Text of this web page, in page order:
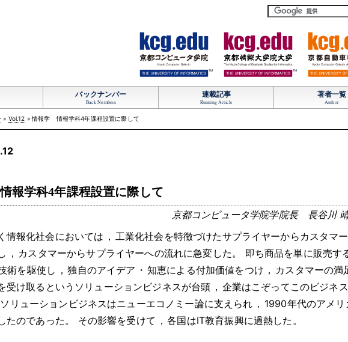
TM TM
バックナンバー
Back Numbers
連載記事
Running Article
著者一覧
Author
» Vol.12 » 情報学 情報学科4年課程設置に際して
報学科4年課程設置に際して
京都コンピュータ学院学院長 長谷川
情報化社会においては ， 工業化社会を特徴づけたサプライヤーからカスタマ
， カスタマーからサプライヤーへの流れに急変した 。
即ち商品を単に販売す
術を駆使し ， 独自のアイデア ・ 知恵による付加価値をつけ ， カスタマーの満
受け取るというソリューションビジネスが台頭 ， 企業はこぞってこのビジネ
ソリューションビジネスはニューエコノミー論に支えられ ， 1990年代のアメリ
たのであった 。 その影響を受けて ， 各国はIT教育振興に過熱した 。